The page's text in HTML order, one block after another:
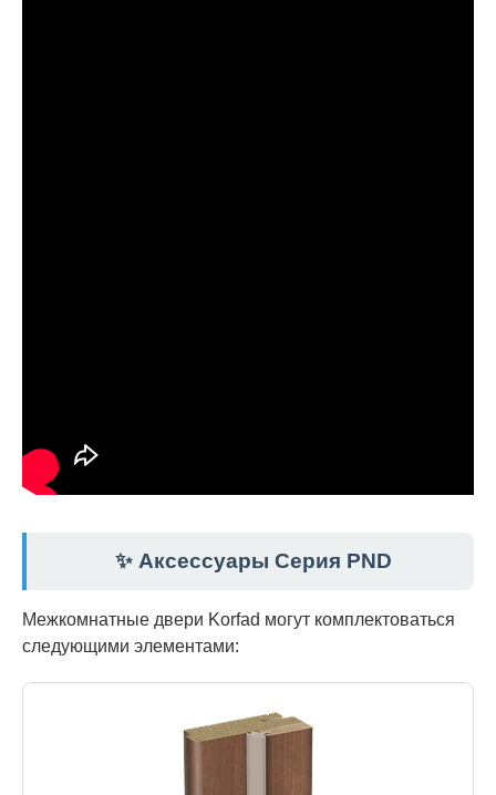
✨ Аксессуары Серия PND
Межкомнатные двери Korfad могут комплектоваться
следующими элементами: